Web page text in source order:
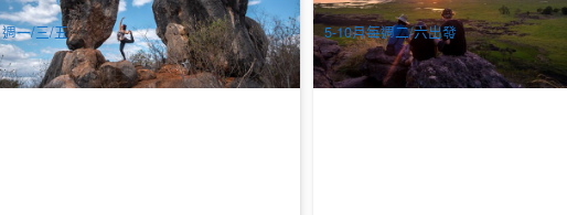
AUD $239.00
週一/三/五
AUD $1,780.00
5-10月每週二/六出發